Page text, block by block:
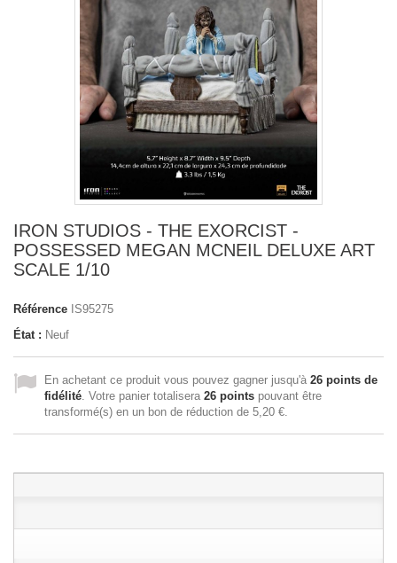
IRON STUDIOS - THE EXORCIST -
POSSESSED MEGAN MCNEIL DELUXE ART
SCALE 1/10
Référence IS95275
État : Neuf
En achetant ce produit vous pouvez gagner jusqu'à 26 points de
fidélité . Votre panier totalisera 26 points pouvant être
transformé(s) en un bon de réduction de 5,20 €